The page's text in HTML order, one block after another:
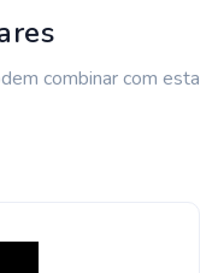
combinar com esta